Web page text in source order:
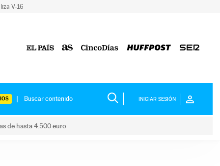
V-16
INICIAR SESIÓN
de hasta 4.500 euro